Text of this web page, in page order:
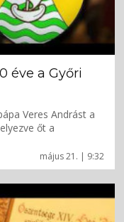
május 21. | 9:32
éve a Győri
Veres Andrást a
őt a